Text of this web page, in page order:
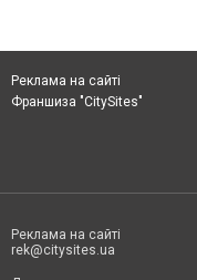
Реклама на сайті
Франшиза "CitySites"
Реклама на сайті
rek@citysites.ua